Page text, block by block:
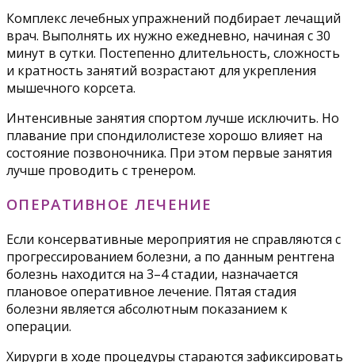
Комплекс лечебных упражнений подбирает лечащий
врач. Выполнять их нужно ежедневно, начиная с 30
минут в сутки. Постепенно длительность, сложность
и кратность занятий возрастают для укрепления
мышечного корсета.
Интенсивные занятия спортом лучше исключить. Но
плавание при спондилолистезе хорошо влияет на
состояние позвоночника. При этом первые занятия
лучше проводить с тренером.
ОПЕРАТИВНОЕ ЛЕЧЕНИЕ
Если консервативные мероприятия не справляются с
прогрессированием болезни, а по данным рентгена
болезнь находится на 3–4 стадии, назначается
плановое оперативное лечение. Пятая стадия
болезни является абсолютным показанием к
операции.
Хирурги в ходе процедуры стараются зафиксировать